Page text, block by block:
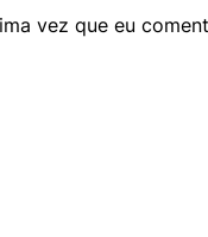
vez que eu